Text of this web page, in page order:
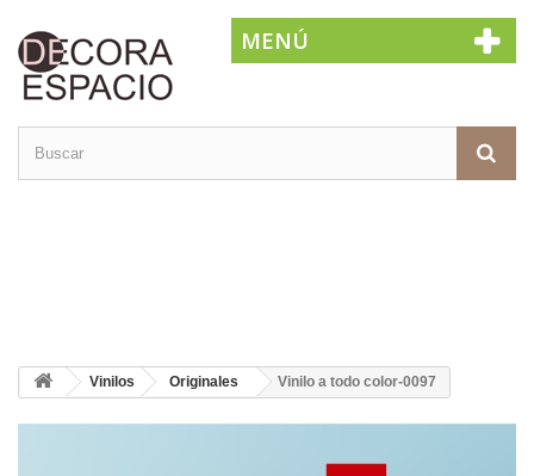
MENÚ
Vinilos Originales Vinilo a todo color-0097